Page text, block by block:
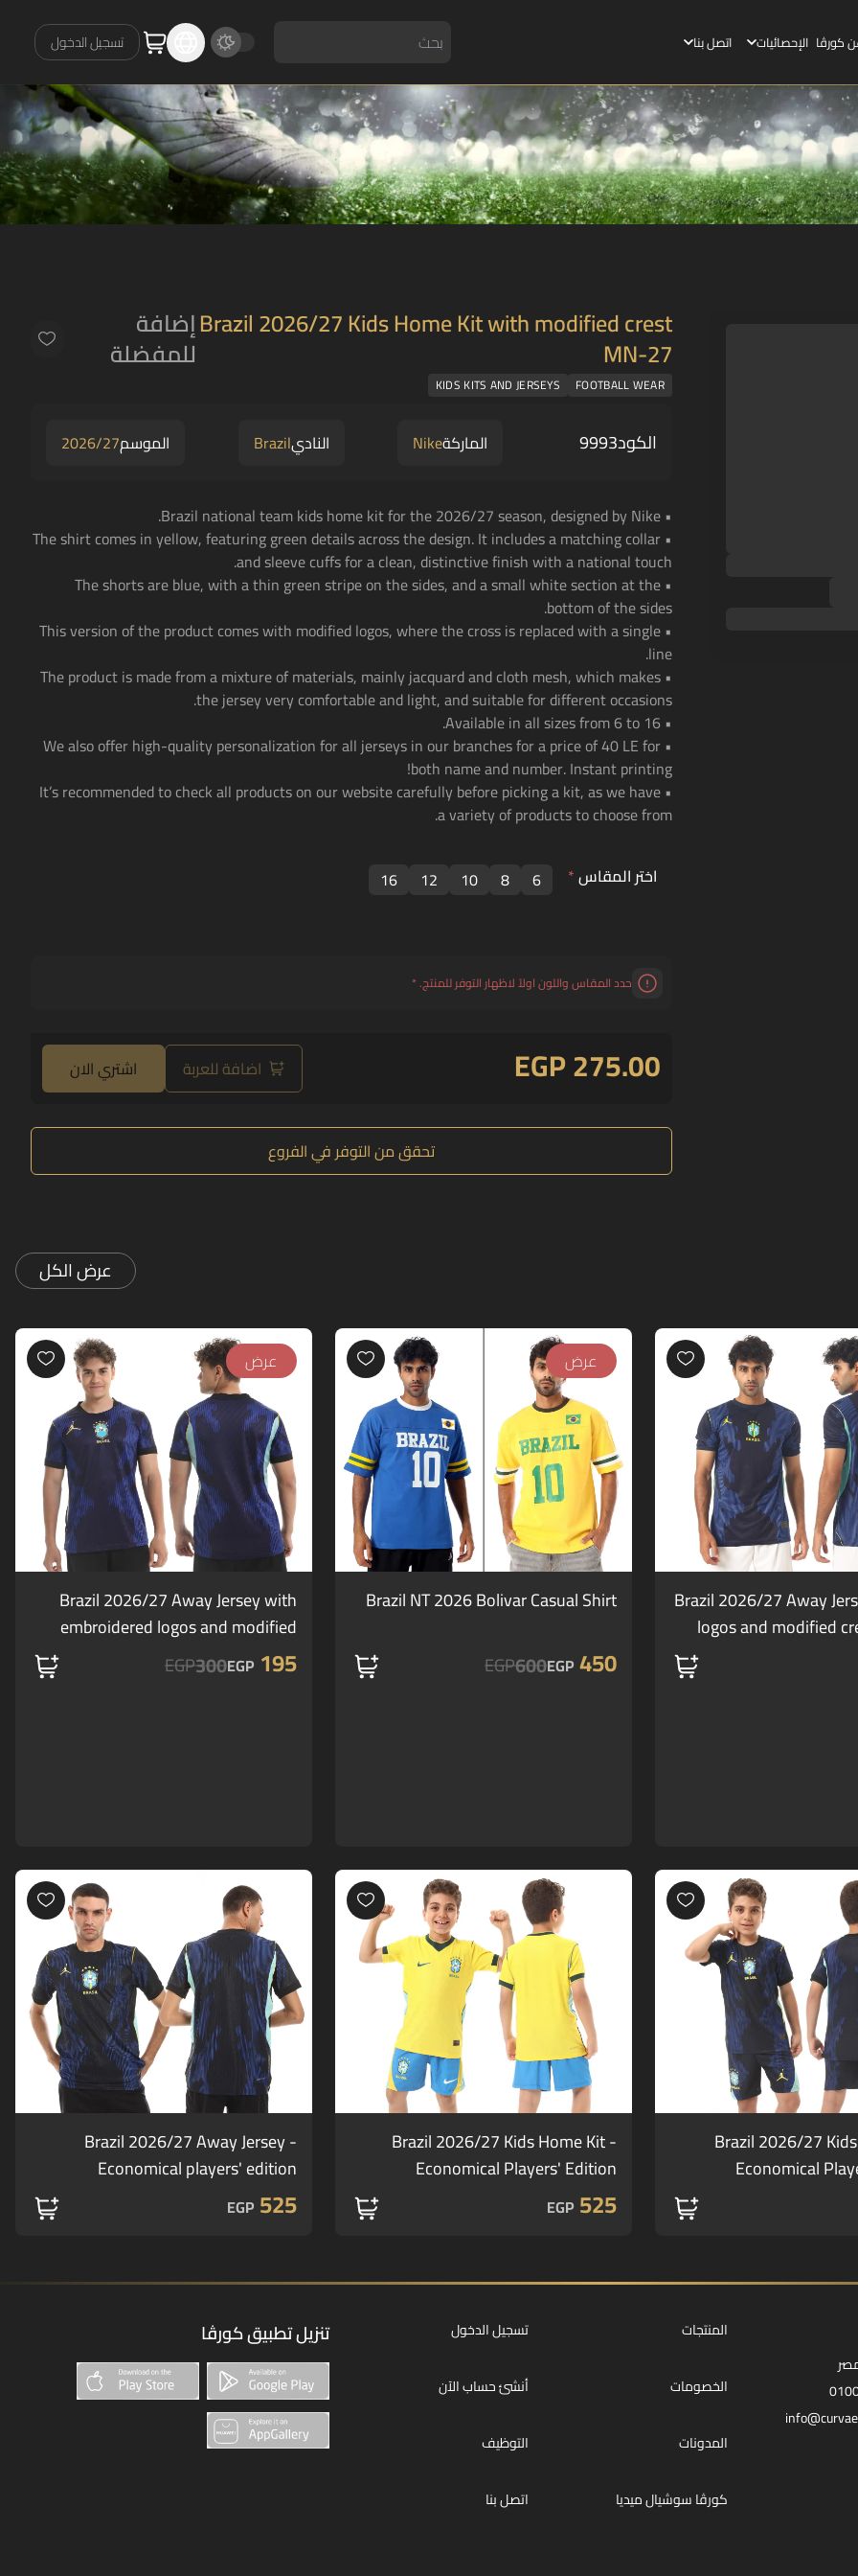
كورڤا الإحصائيات اتصل بنا تسجيل الدخول
Brazil 2026/27 Kids Home Kit with modified crest
MN-27
إضافة
للمفضلة
FOOTBALL WEAR
KIDS KITS AND JERSEYS
الكود9993 الماركةNike الناديBrazil الموسم2026/27
• Brazil national team kids home kit for the 2026/27 season, designed by Nike.
• The shirt comes in yellow, featuring green details across the design. It includes a matching collar
and sleeve cuffs for a clean, distinctive finish with a national touch.
• The shorts are blue, with a thin green stripe on the sides, and a small white section at the
bottom of the sides.
• This version of the product comes with modified logos, where the cross is replaced with a single
line.
• The product is made from a mixture of materials, mainly jacquard and cloth mesh, which makes
the jersey very comfortable and light, and suitable for different occasions.
• Available in all sizes from 6 to 16.
• We also offer high-quality personalization for all jerseys in our branches for a price of 40 LE for
both name and number. Instant printing!
• It’s recommended to check all products on our website carefully before picking a kit, as we have
a variety of products to choose from.
اختر المقاس*
6
8
10
12
16
حدد المقاس واللون اولاً لاظهار التوفر للمنتج.*
EGP 275.00 اضافة للعربة اشتري الان
تحقق من التوفر في الفروع
عرض الكل
Brazil 2026/27 Away
logos and modified
عرض
Brazil NT 2026 Bolivar Casual Shirt
450
EGP
600
EGP
عرض
Brazil 2026/27 Away Jersey with
embroidered logos and modified
crest (offer)
195
EGP
300
EGP
Brazil 2026/27
Economical
Brazil 2026/27 Kids Home Kit -
Economical Players' Edition
525
EGP
Brazil 2026/27 Away Jersey -
Economical players' edition
525
EGP
المنتجات
الخصومات
المدونات
كورڤا سوشيال ميديا
تسجيل الدخول
أنشئ حساب الآن
التوظيف
اتصل بنا
تنزيل تطبيق كورڤا